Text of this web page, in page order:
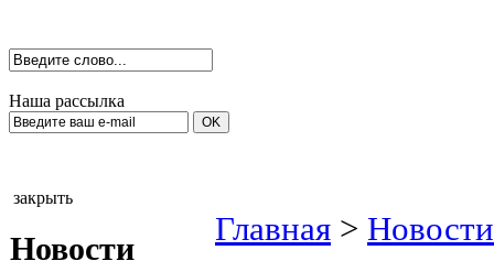
Наша рассылка
закрыть
Новости
Главная >